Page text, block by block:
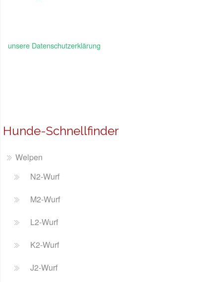
unsere Datenschutzerklärung
Hunde-Schnellfinder
Welpen
N2-Wurf
M2-Wurf
L2-Wurf
K2-Wurf
J2-Wurf